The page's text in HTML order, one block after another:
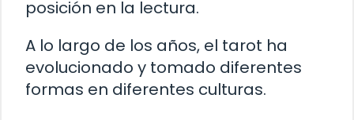
posición en la lectura.
A lo largo de los años, el tarot ha
evolucionado y tomado diferentes
formas en diferentes culturas.